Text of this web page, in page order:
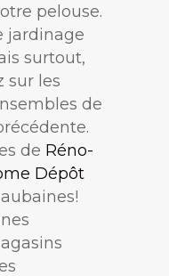
pelouse.
jardinage
surtout,
sur les
de
de Réno-
Dépôt